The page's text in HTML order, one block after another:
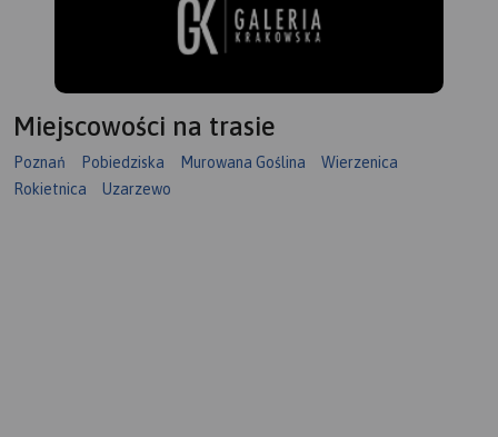
Miejscowości na trasie
Poznań Pobiedziska Murowana Goślina
Wierzenica
Rokietnica
Uzarzewo